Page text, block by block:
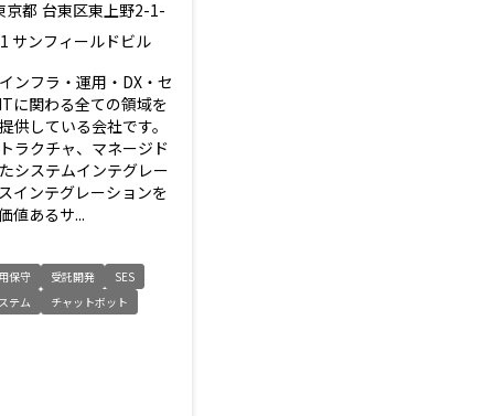
京都 台東区東上野2-1-
サンフィールドビル
ンフラ・運用・DX・セ
に関わる全ての領域を
供している会社です。
ラクチャ、マネージド
システムインテグレー
インテグレーションを
値あるサ...
保守 受託開発
SES
テム
チャットボット